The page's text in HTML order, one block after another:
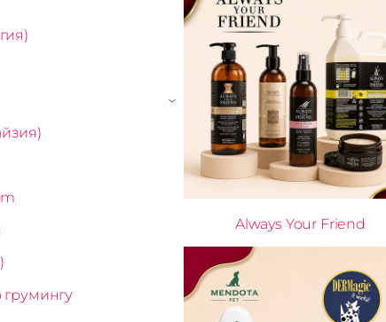
›
грумингу
Always Your Friend